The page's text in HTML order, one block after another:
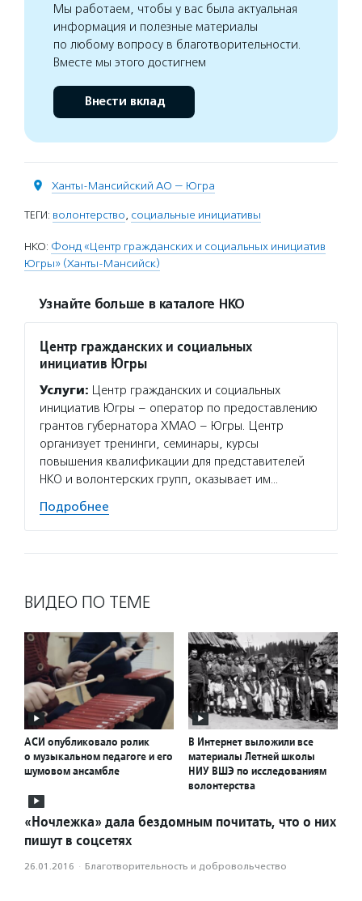
Мы работаем, чтобы у вас была актуальная
информация и полезные материалы
по любому вопросу в благотворительности.
Вместе мы этого достигнем
Внести вклад
Ханты-Мансийский АО — Югра
ТЕГИ: волонтерство, социальные инициативы
НКО: Фонд «Центр гражданских и социальных инициатив
Югры» (Ханты-Мансийск)
Узнайте больше в каталоге НКО
Центр гражданских и социальных
инициатив Югры
Услуги: Центр гражданских и социальных
инициатив Югры – оператор по предоставлению
грантов губернатора ХМАО – Югры. Центр
организует тренинги, семинары, курсы
повышения квалификации для представителей
НКО и волонтерских групп, оказывает им…
Подробнее
ВИДЕО ПО ТЕМЕ
АСИ опубликовало ролик
о музыкальном педагоге и его
шумовом ансамбле
В Интернет выложили все
материалы Летней школы
НИУ ВШЭ по исследованиям
волонтерства
«Ночлежка» дала бездомным почитать, что о них
пишут в соцсетях
26.01.2016 · Благотвори­тель­ность и доброволь­чест­во